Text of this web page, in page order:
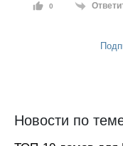
0
Новости по